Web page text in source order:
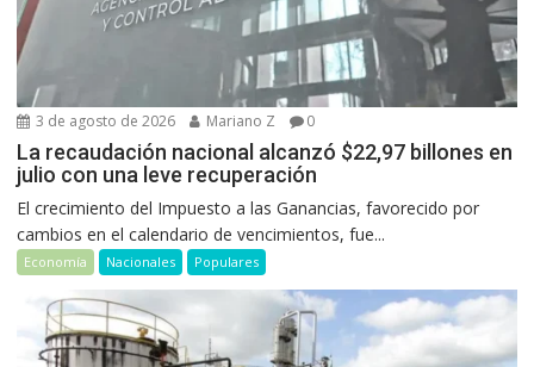
3 de agosto de 2026 Mariano Z 0
La recaudación nacional alcanzó $22,97 billones en
julio con una leve recuperación
El crecimiento del Impuesto a las Ganancias, favorecido por
cambios en el calendario de vencimientos, fue...
Economía Nacionales Populares